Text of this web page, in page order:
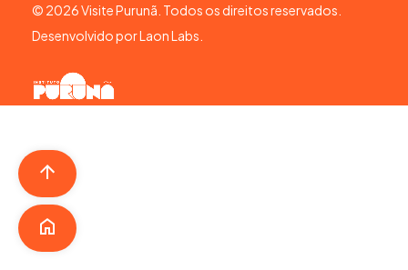
© 2026Visite Purunã. Todos os direitos reservados.
Desenvolvido porLaon Labs